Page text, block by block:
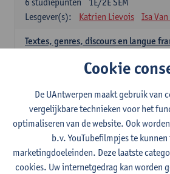
Lesgever(s):
Katrien Lievois Isa
Textes, genres, discours en langue
Kris Peeters
Spaans: verplichte
Gramática española 1
1E SEM
studiepunten
Lesgever(s):
Anne Verhaert
Cookie
De UAntwerpen maakt gebruik van
vergelijkbare technieken voor het
optimaliseren van de website. Ook
b.v. YouTubefilmpjes te
marketingdoeleinden. Deze laatste
cookies. Uw internetgedrag kan worden